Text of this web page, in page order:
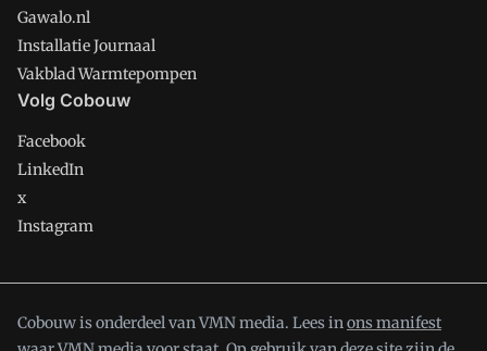
Gawalo.nl
Installatie Journaal
Vakblad Warmtepompen
Volg Cobouw
Facebook
LinkedIn
x
Instagram
Cobouw is onderdeel van VMN media. Lees inons manifest